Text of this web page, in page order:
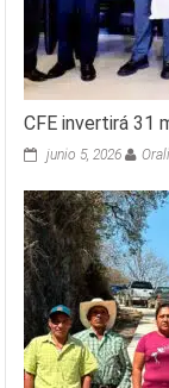
CFE invertirá 31
junio 5, 2026